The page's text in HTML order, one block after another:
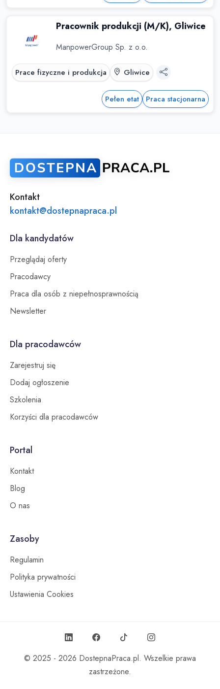
Pracownik produkcji (M/K), Gliwice
ManpowerGroup Sp. z o.o.
Prace fizyczne i produkcja Gliwice
Pełen etat Praca stacjonarna
Kontakt
kontakt@dostepnapraca.pl
Dla kandydatów
Przeglądaj oferty
Pracodawcy
Praca dla osób z niepełnosprawnością
Newsletter
Dla pracodawców
Zarejestruj się
Dodaj ogłoszenie
Szkolenia
Korzyści dla pracodawców
Portal
Kontakt
Blog
O nas
Zasoby
Regulamin
Polityka prywatności
Ustawienia Cookies
© 2025 - 2026 DostepnaPraca.pl. Wszelkie prawa
zastrzeżone.